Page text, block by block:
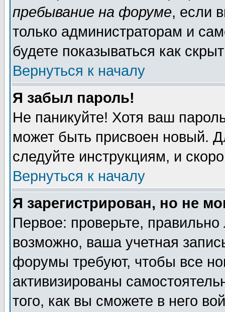
пребывание на форуме, если
только администраторам и
будете показываться как
Вернуться к началу
Я забыл пароль!
Не паникуйте! Хотя ваш
может быть присвоен новый.
следуйте инструкциям, и
Вернуться к началу
Я зарегистрирован, но не
Первое: проверьте,
возможно, ваша учетная
форумы требуют, чтобы все
активизированы
того, как вы сможете в него